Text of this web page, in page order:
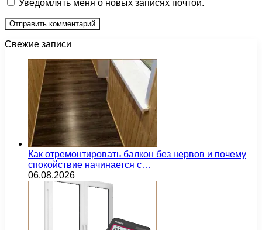
Уведомлять меня о новых записях почтой.
Свежие записи
Как отремонтировать балкон без нервов и почему
спокойствие начинается с…
06.08.2026